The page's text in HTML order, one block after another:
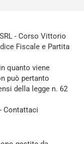
- Corso Vittorio
Fiscale e Partita
quanto viene
può pertanto
della legge n. 62
Contattaci